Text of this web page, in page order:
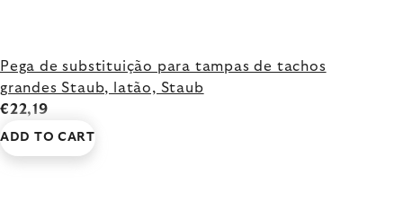
Pega de substituição para tampas de tachos
grandes Staub, latão, Staub
€22,19
ADD TO CART